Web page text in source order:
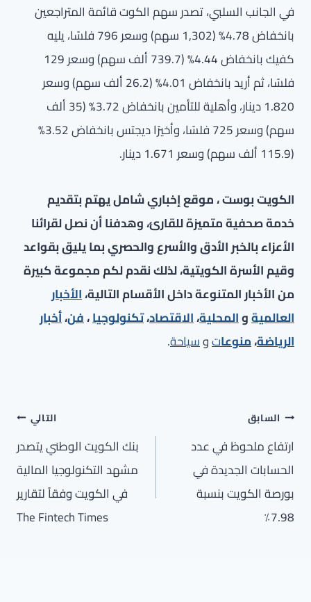
في الجانب السلبي، تصدر سهم الكوت قائمة المتراجعين
بانخفاض 4.78% (1,302 سهم) وسعر 796 فلسًا، يليه
كفيك بانخفاض 4.44% (739.7 ألف سهم) وسعر 129
فلسًا، ثم أريد بانخفاض 4.01% (26.2 ألف سهم) وسعر
1.820 دينار، وأهلية للتأمين بانخفاض 3.72% (35 ألف
سهم) وسعر 725 فلسًا، وأخيرًا ديجتس بانخفاض 3.52%
(115.9 ألف سهم) وسعر 1.671 دينار.
الكويت بوست ، موقع إخباري شامل يهتم بتقديم
خدمة صحفية متميزة للقارئ، وهدفنا أن نصل لقرائنا
الأعزاء بالخبر الأدق والأسرع والحصري بما يليق بقواعد
وقيم الأسرة الكويتية، لذلك نقدم لكم مجموعة كبيرة
من الأخبار المتنوعة داخل الأقسام التالية،الأخبار
العالميةوالمحلية،الاقتصاد،تكنولوجيا،فن،أخبار
الرياضة،منوعاتوسياحة.
تصفّح
المقالات
السابق
ارتفاع ملحوظ في عدد
الحسابات الجديدة في
بورصة الكويت بنسبة
7.98٪
التالي
بنك الكويت الوطني يتصدر
مشهد التكنولوجيا المالية
في الكويت وفقاً لتقارير
The Fintech Times